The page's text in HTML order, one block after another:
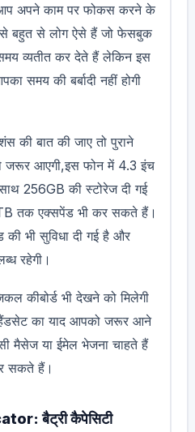
आप अपने काम पर फोकस करने के
बहुत से लोग ऐसे हैं जो फेसबुक
समय व्यतीत कर देते हैं लेकिन इस
समय की बर्बादी नहीं होगी
की बात की जाए तो पुराने
जरूर आएगी,इस फोन में 4.3 इंच
256GB की स्टोरेज दी गई
तक एक्सपेंड भी कर सकते हैं।
की भी सुविधा दी गई है और
रहेगी।
कीबोर्ड भी देखने को मिलेगी
का याद आपको जरूर आने
मैसेज या ईमेल भेजना चाहते हैं
सकते हैं।
बैट्री कैपेसिटी